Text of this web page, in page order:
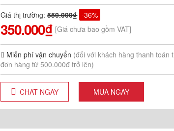
Giá thị trường:550.000₫ -36%
350.000₫ [Giá chưa bao gồm VAT]
Miễn phí vận chuyển (đối với khách hàng thanh toán
đơn hàng từ 500.000đ trở lên)
CHAT NGAY MUA NGAY